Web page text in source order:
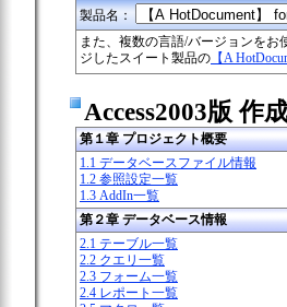
製品名：
また、複数の言語/バージョンをお
ジしたスイート製品の 【A
Access2003版 作
第１章 プロジェクト概要
1.1 データベースファイル情報
1.2 参照設定一覧
1.3 AddIn一覧
第２章 データベース情報
2.1 テーブル一覧
2.2 クエリ一覧
2.3 フォーム一覧
2.4 レポート一覧